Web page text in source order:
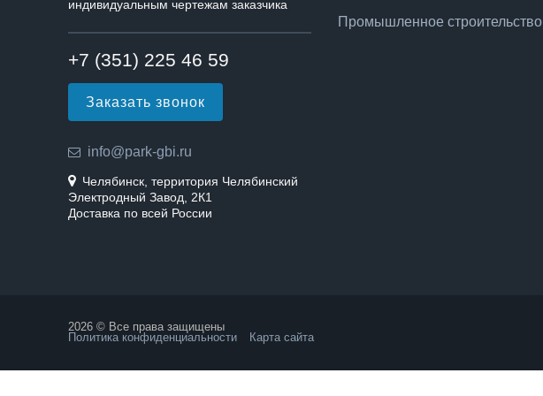
индивидуальным чертежам заказчика
+7 (351) 225 46 59
Заказать звонок
info@park-gbi.ru
Челябинск, территория Челябинский
Электродный Завод, 2К1
Доставка по всей России
Промышленное строительство
2026 © Все права защищены
Политика конфиденциальности
Карта сайта